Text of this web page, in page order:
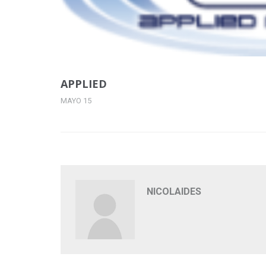
APPLIED
MAYO 15
NICOLAIDES